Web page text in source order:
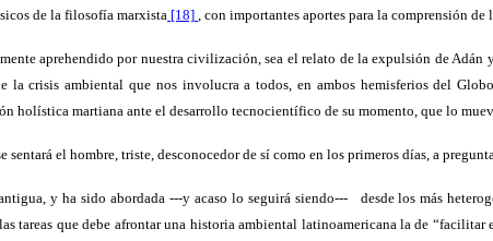
de la filosofía marxista [18] , con importantes aportes para la comprensión
aprehendido por nuestra civilización, sea el relato de la expulsión de Adán
la crisis ambiental que nos involucra a todos, en ambos hemisferios del
holística martiana ante el desarrollo tecnocientífico de su momento, que lo
sentará el hombre, triste, desconocedor de sí como en los primeros días, a
y ha sido abordada ---y acaso lo seguirá siendo---
desde los más
tareas que debe afrontar una historia ambiental latinoamericana la de